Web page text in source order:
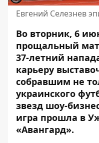
Евгений Селезнев
Во вторник, 6
прощальный
37-летний
карьеру
собравшим не
украинского
звезд шоу-
игра прошла в
«Авангард».